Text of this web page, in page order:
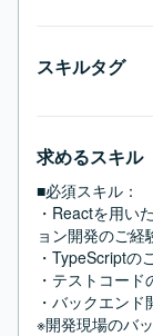
スキルタグ
求めるスキル
■必須スキル：
・Reactを用い
ョン開発のご経
・TypeScriptの
・テストコー
・バックエン
※開発現場のバ